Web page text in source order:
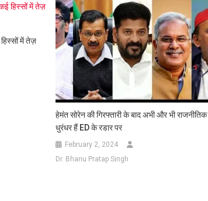
में तेज़
हेमंत सोरेन की गिरफ्तारी के बाद अभी और भी राजनीतिक
धुरंधर हैं ED के रडार पर
February 2, 2024
Dr. Bhanu Pratap Singh